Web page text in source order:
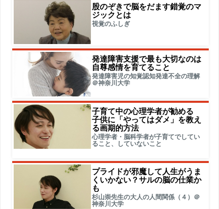
股のぞきで脳をだます錯覚のマ
ジックとは
視覚のふしぎ
発達障害支援で最も大切なのは
自尊感情を育てること
発達障害児の知覚認知発達不全の理解
＠神奈川大学
子育て中の心理学者が勧める
子供に「やってはダメ」を教え
る画期的方法
心理学者・脳科学者が子育てでしてい
ること、していないこと
プライドが邪魔して人生がうま
くいかない？サルの脳の仕業か
も
杉山崇先生の大人の人間関係（４）＠
神奈川大学